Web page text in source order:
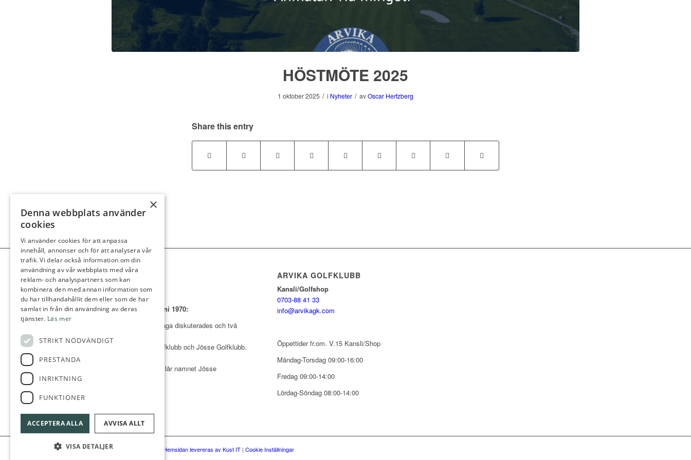
HÖSTMÖTE 2025
1 oktober 2025 / i Nyheter / avOscar Hertzberg
Share this entry
Ur protokoll 2 juni 1970:
Klubbens namnfråga diskuterades och två
fanns, Arvika Golfklubb och Jösse Golfklubb.
av styrelsen föreslår namnet Jösse
ARVIKA GOLFKLUBB
Kansli/Golfshop
0703-88 41 33
info@arvikagk.com
Öppettider fr.om. V.15 Kansli/Shop
Måndag-Torsdag 09:00-16:00
Fredag 09:00-14:00
Lördag-Söndag 08:00-14:00
© Arvika Golfklubb Hemsidan levereras av Kust IT | Cookie Inställningar
×
Denna webbplats använder
cookies
Vi använder cookies för att anpassa
innehåll, annonser och för att analysera vår
trafik. Vi delar också information om din
användning av vår webbplats med våra
reklam- och analyspartners som kan
kombinera den med annan information som
du har tillhandahållit dem eller som de har
samlat in från din användning av deras
tjänster. Läs mer
STRIKT NÖDVÄNDIGT
PRESTANDA
INRIKTNING
FUNKTIONER
ACCEPTERA ALLA AVVISA ALLT
VISA DETALJER